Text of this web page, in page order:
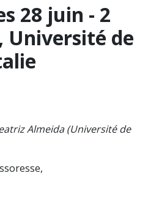
28 juin - 2
Université de
Almeida (Université de